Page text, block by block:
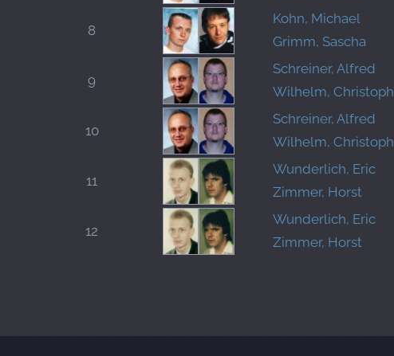
8
Kohn, Michael
Grimm, Sascha
9
Schreiner, Alfred
Wilhelm, Christoph
10
Schreiner, Alfred
Wilhelm, Christoph
11
Wunderlich, Eric
Zimmer, Horst
12
Wunderlich, Eric
Zimmer, Horst